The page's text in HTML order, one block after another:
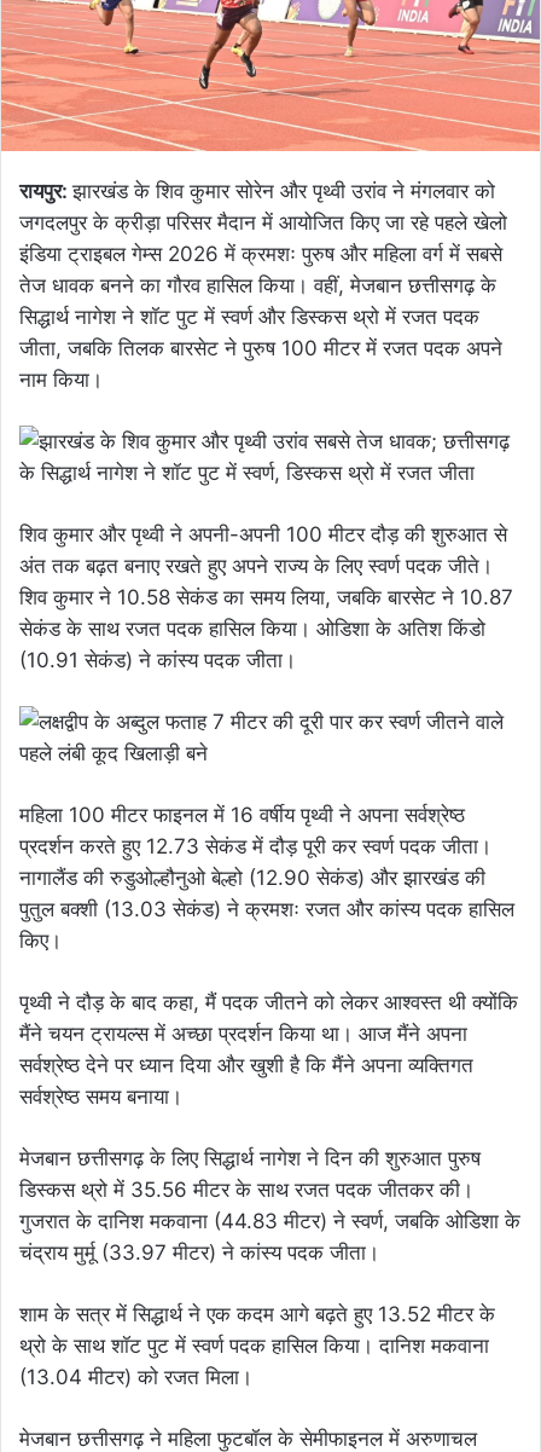
रायपुर:झारखंड के शिव कुमार सोरेन और पृथ्वी उरांव ने मंगलवार को
जगदलपुर के क्रीड़ा परिसर मैदान में आयोजित किए जा रहे पहले खेलो
इंडिया ट्राइबल गेम्स 2026 में क्रमशः पुरुष और महिला वर्ग में सबसे
तेज धावक बनने का गौरव हासिल किया। वहीं, मेजबान छत्तीसगढ़ के
सिद्धार्थ नागेश ने शॉट पुट में स्वर्ण और डिस्कस थ्रो में रजत पदक
जीता, जबकि तिलक बारसेट ने पुरुष 100 मीटर में रजत पदक अपने
नाम किया।
शिव कुमार और पृथ्वी ने अपनी-अपनी 100 मीटर दौड़ की शुरुआत से
अंत तक बढ़त बनाए रखते हुए अपने राज्य के लिए स्वर्ण पदक जीते।
शिव कुमार ने 10.58 सेकंड का समय लिया, जबकि बारसेट ने 10.87
सेकंड के साथ रजत पदक हासिल किया। ओडिशा के अतिश किंडो
(10.91 सेकंड) ने कांस्य पदक जीता।
महिला 100 मीटर फाइनल में 16 वर्षीय पृथ्वी ने अपना सर्वश्रेष्ठ
प्रदर्शन करते हुए 12.73 सेकंड में दौड़ पूरी कर स्वर्ण पदक जीता।
नागालैंड की रुडुओल्हौनुओ बेल्हो (12.90 सेकंड) और झारखंड की
पुतुल बक्शी (13.03 सेकंड) ने क्रमशः रजत और कांस्य पदक हासिल
किए।
पृथ्वी ने दौड़ के बाद कहा, मैं पदक जीतने को लेकर आश्वस्त थी क्योंकि
मैंने चयन ट्रायल्स में अच्छा प्रदर्शन किया था। आज मैंने अपना
सर्वश्रेष्ठ देने पर ध्यान दिया और खुशी है कि मैंने अपना व्यक्तिगत
सर्वश्रेष्ठ समय बनाया।
मेजबान छत्तीसगढ़ के लिए सिद्धार्थ नागेश ने दिन की शुरुआत पुरुष
डिस्कस थ्रो में 35.56 मीटर के साथ रजत पदक जीतकर की।
गुजरात के दानिश मकवाना (44.83 मीटर) ने स्वर्ण, जबकि ओडिशा के
चंद्राय मुर्मू (33.97 मीटर) ने कांस्य पदक जीता।
शाम के सत्र में सिद्धार्थ ने एक कदम आगे बढ़ते हुए 13.52 मीटर के
थ्रो के साथ शॉट पुट में स्वर्ण पदक हासिल किया। दानिश मकवाना
(13.04 मीटर) को रजत मिला।
मेजबान छत्तीसगढ़ ने महिला फुटबॉल के सेमीफाइनल में अरुणाचल